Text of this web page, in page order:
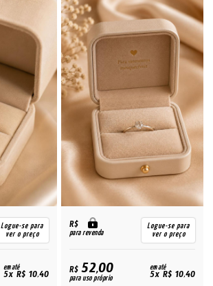
Logue-se para
ver o preço
em até
5x R$ 10,40
R$
para revenda
Logue-se para
ver o preço
R$52,00
para uso próprio
em até
5x R$ 10,40